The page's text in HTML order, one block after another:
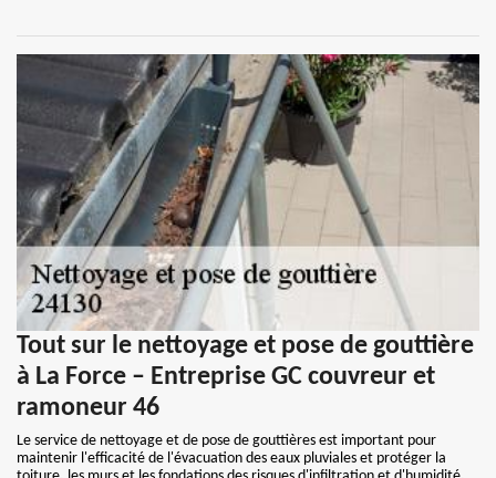
Tout sur le nettoyage et pose de gouttière
à La Force – Entreprise GC couvreur et
ramoneur 46
Le service de nettoyage et de pose de gouttières est important pour
maintenir l'efficacité de l'évacuation des eaux pluviales et protéger la